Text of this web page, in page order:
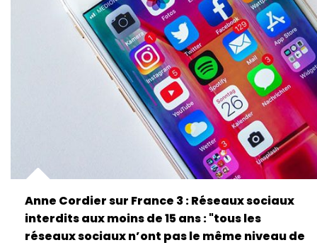
Anne Cordier sur France 3 : Réseaux sociaux
interdits aux moins de 15 ans : "tous les
réseaux sociaux n’ont pas le même niveau de